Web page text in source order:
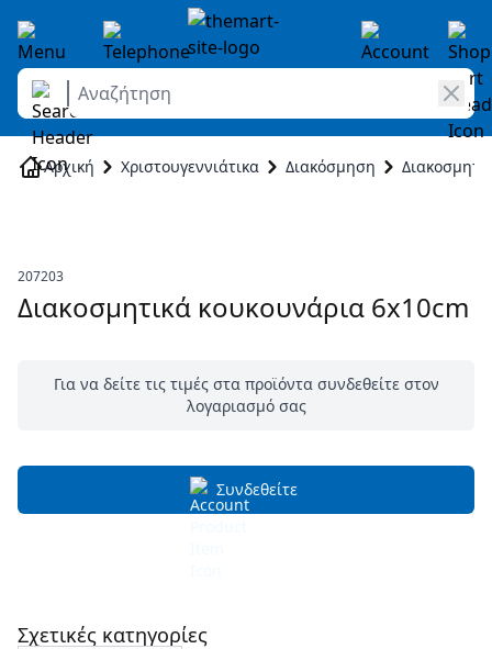
Skip to Content
Αναζήτηση
Αρχική Χριστουγεννιάτικα Διακόσμηση
207203
Διακοσμητικά κουκουνάρια 6x10cm
Για να δείτε τις τιμές στα προϊόντα συνδεθείτε στον
λογαριασμό σας
Συνδεθείτε
Σχετικές κατηγορίες